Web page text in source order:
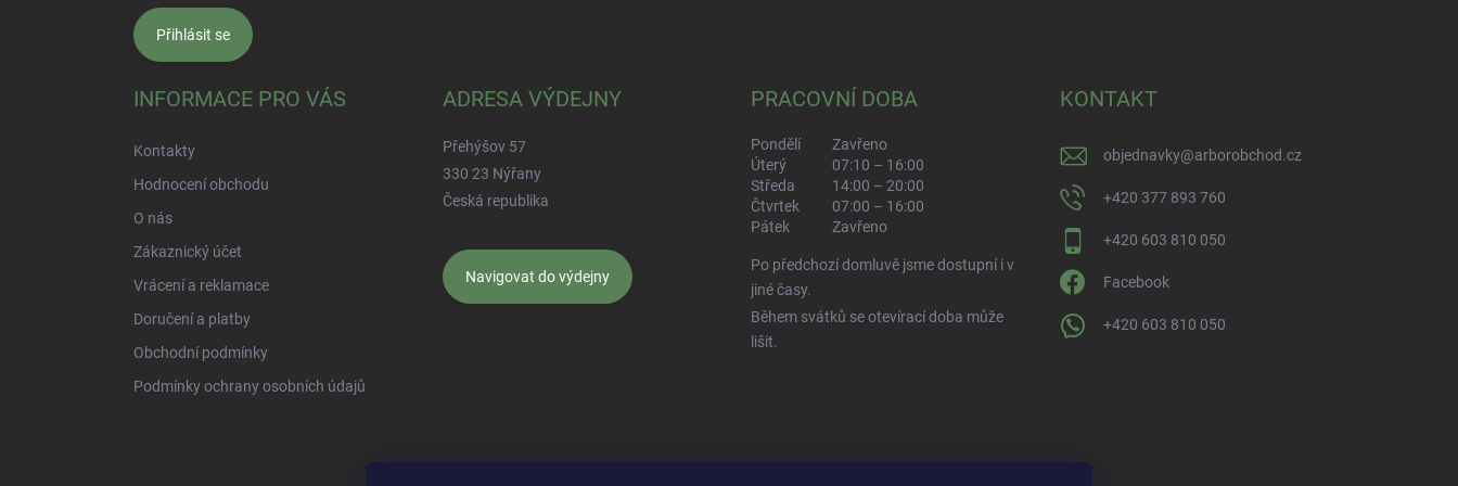
Přihlásit se
INFORMACE PRO VÁS
Kontakty
Hodnocení obchodu
O nás
Zákaznický účet
Vrácení a reklamace
Doručení a platby
Obchodní podmínky
Podmínky ochrany osobních údajů
ADRESA VÝDEJNY
Přehýšov 57
330 23 Nýřany
Česká republika
Navigovat do výdejny
PRACOVNÍ DOBA
Pondělí
Zavřeno
Úterý
07:10 – 16:00
Středa
14:00 – 20:00
Čtvrtek
07:00 – 16:00
Pátek
Zavřeno
Po předchozí domluvě jsme dostupní i v
jiné časy.
Během svátků se otevírací doba může
lišit.
KONTAKT
objednavky@arborobchod.cz
+420 377 893 760
+420 603 810 050
Facebook
+420 603 810 050